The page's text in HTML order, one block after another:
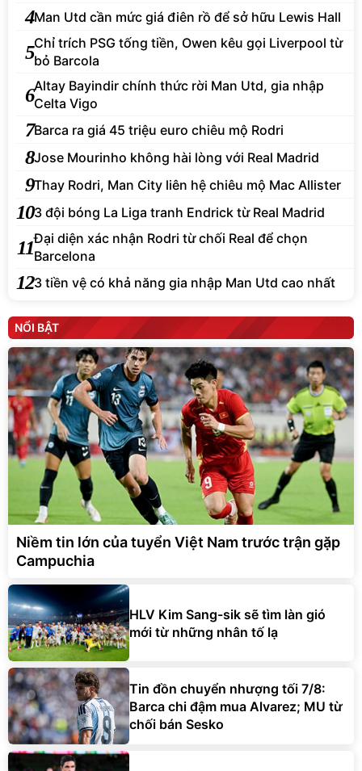
4Man Utd cần mức giá điên rồ để sở hữu Lewis Hall
5Chỉ trích PSG tống tiền, Owen kêu gọi Liverpool từ
bỏ Barcola
6Altay Bayindir chính thức rời Man Utd, gia nhập
Celta Vigo
7Barca ra giá 45 triệu euro chiêu mộ Rodri
8Jose Mourinho không hài lòng với Real Madrid
9Thay Rodri, Man City liên hệ chiêu mộ Mac Allister
103 đội bóng La Liga tranh Endrick từ Real Madrid
11Đại diện xác nhận Rodri từ chối Real để chọn
Barcelona
123 tiền vệ có khả năng gia nhập Man Utd cao nhất
NỔI BẬT
Niềm tin lớn của tuyển Việt Nam trước trận gặp
Campuchia
HLV Kim Sang-sik sẽ tìm làn gió
mới từ những nhân tố lạ
Tin đồn chuyển nhượng tối 7/8:
Barca chi đậm mua Alvarez; MU từ
chối bán Sesko